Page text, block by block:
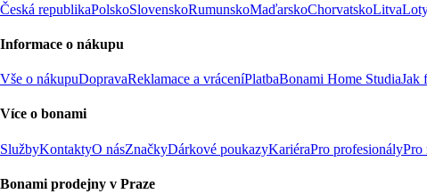
Česká republikaPolskoSlovenskoRumunskoMaďarskoChorvatskoLitva
Informace o nákupu
Vše o nákupuDopravaReklamace a vráceníPlatbaBonami Home StudiaJak
Více o bonami
SlužbyKontaktyO násZnačkyDárkové poukazyKariéraPro profesionályPro
Bonami prodejny v Praze